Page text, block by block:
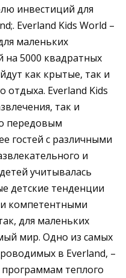
инвестиций для
Everland Kids World –
маленьких
на 5000 квадратных
как крытые, так и
отдыха. Everland Kids
так и
передовым
гостей с различными
и
учитывалась
детские тенденции
компетентными
для маленьких
мир. Одно из самых
в Everland, –
теплого